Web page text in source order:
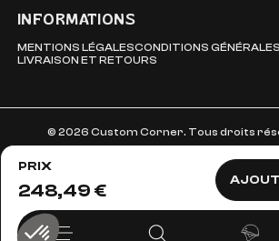
PRIX
248,49 €
INFORMATIONS
MENTIONS LÉGALESCONDITIONS
LIVRAISON ET RETOURS
© 2026 Custom Corner. Tous droits